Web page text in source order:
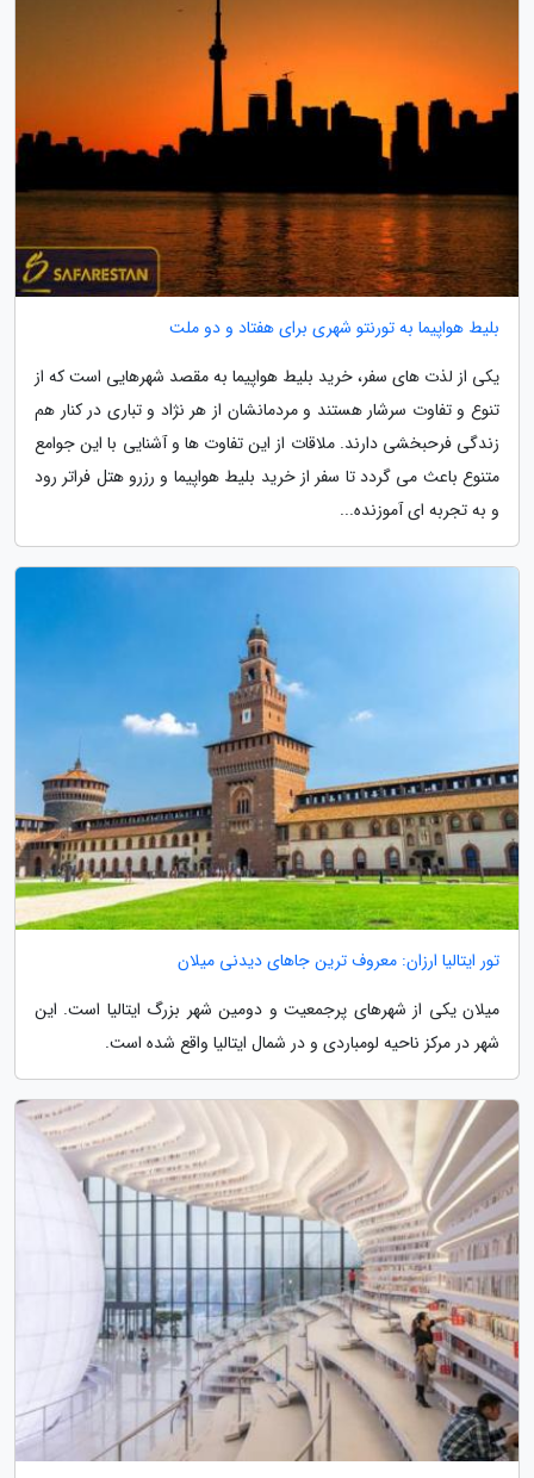
بلیط هواپیما به تورنتو شهری برای هفتاد و دو ملت
یکی از لذت های سفر، خرید بلیط هواپیما به مقصد شهرهایی است که از
تنوع و تفاوت سرشار هستند و مردمانشان از هر نژاد و تباری در کنار هم
زندگی فرحبخشی دارند. ملاقات از این تفاوت ها و آشنایی با این جوامع
متنوع باعث می گردد تا سفر از خرید بلیط هواپیما و رزرو هتل فراتر رود
و به تجربه ای آموزنده...
تور ایتالیا ارزان: معروف ترین جاهای دیدنی میلان
میلان یکی از شهرهای پرجمعیت و دومین شهر بزرگ ایتالیا است. این
شهر در مرکز ناحیه لومباردی و در شمال ایتالیا واقع شده است.